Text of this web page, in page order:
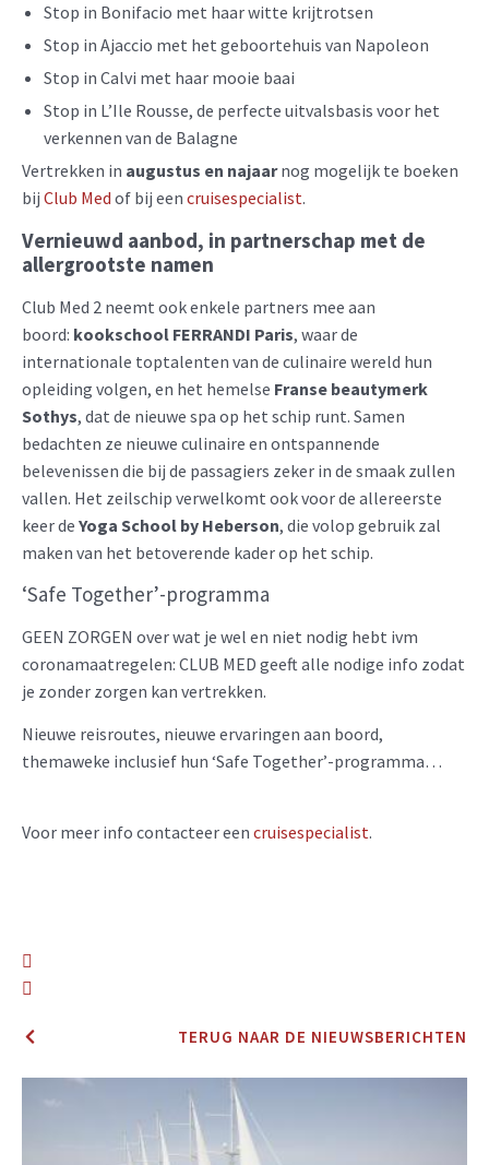
Stop in Bonifacio met haar witte krijtrotsen
Stop in Ajaccio met het geboortehuis van Napoleon
Stop in Calvi met haar mooie baai
Stop in L’Ile Rousse, de perfecte uitvalsbasis voor het
verkennen van de Balagne
Vertrekken in augustus en najaarnog mogelijk te boeken
bij Club Med of bij een cruisespecialist.
Vernieuwd aanbod, in partnerschap met de
allergrootste namen
Club Med 2 neemt ook enkele partners mee aan
boord: kookschool FERRANDI Paris, waar de
internationale toptalenten van de culinaire wereld hun
opleiding volgen, en het hemelse Franse beautymerk
Sothys, dat de nieuwe spa op het schip runt. Samen
bedachten ze nieuwe culinaire en ontspannende
belevenissen die bij de passagiers zeker in de smaak zullen
vallen. Het zeilschip verwelkomt ook voor de allereerste
keer de Yoga School by Heberson, die volop gebruik zal
maken van het betoverende kader op het schip.
‘Safe Together’-programma
GEEN ZORGEN over wat je wel en niet nodig hebt ivm
coronamaatregelen: CLUB MED geeft alle nodige info zodat
je zonder zorgen kan vertrekken.
Nieuwe reisroutes, nieuwe ervaringen aan boord,
themaweke inclusief hun ‘Safe Together’-programma…
Voor meer info contacteer een cruisespecialist.
TERUG NAAR DE NIEUWSBERICHTEN